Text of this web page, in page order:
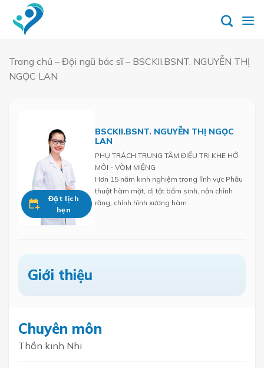
content
Trang chủ – Đội ngũ bác sĩ– BSCKII.BSNT. NGUYỄN THỊ
NGỌC LAN
Đặt lịch
hẹn
BSCKII.BSNT. NGUYỄN THỊ NGỌC
LAN
PHỤ TRÁCH TRUNG TÂM ĐIỀU TRỊ KHE HỞ
MÔI - VÒM MIỆNG
Hơn 15 năm kinh nghiệm trong lĩnh vực Phẫu
thuật hàm mặt, dị tật bẩm sinh, nắn chỉnh
răng, chỉnh hình xương hàm
Giới thiệu
Chuyên môn
Thần kinh Nhi